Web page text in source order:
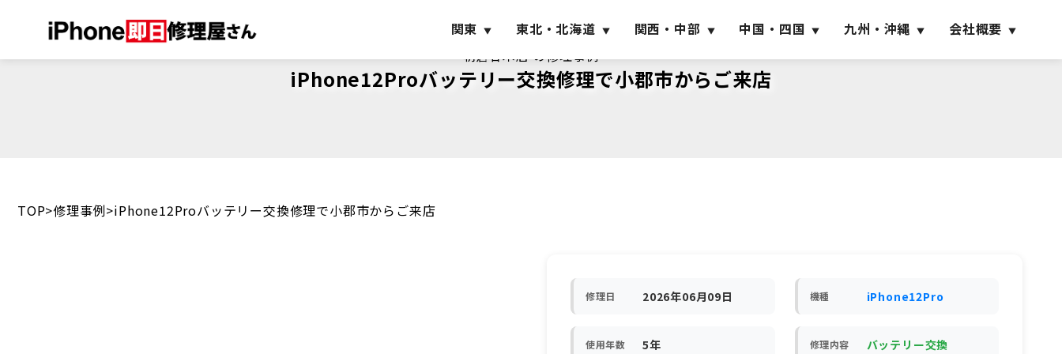
関東 東北・北海道 関西・中部 中国・四国 九州・沖縄
会社概要
朝倉甘木店 の修理事例
iPhone12Proバッテリー交換修理で小郡市からご来店
TOP 修理事例 iPhone12Proバッテリー交換修理で小郡市からご来店
修理日 2026年06月09日 機種 iPhone12Pro
使用年数 5年 修理内容 バッテリー交換